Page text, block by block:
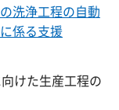
洗浄工程の自動
係る支援
けた生産工程の